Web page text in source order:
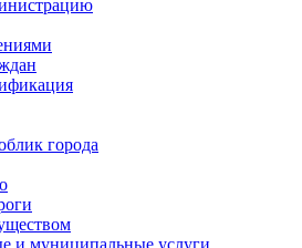
города
и муниципальные услуги